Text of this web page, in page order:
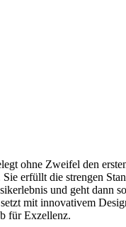
ohne Zweifel den
Sie erfüllt die strengen
und geht dann
mit innovativem
für Exzellenz.